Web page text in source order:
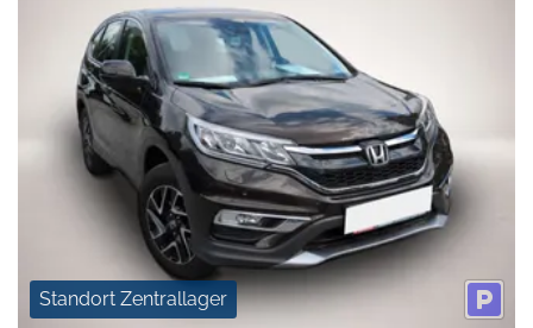
Standort Zentrallager